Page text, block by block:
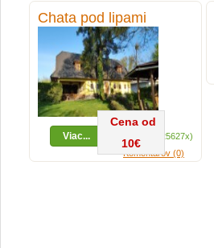
Chata pod lipami
Cena od
10€
Viac...
Zobrazení (25627x)
Komentárov (0)